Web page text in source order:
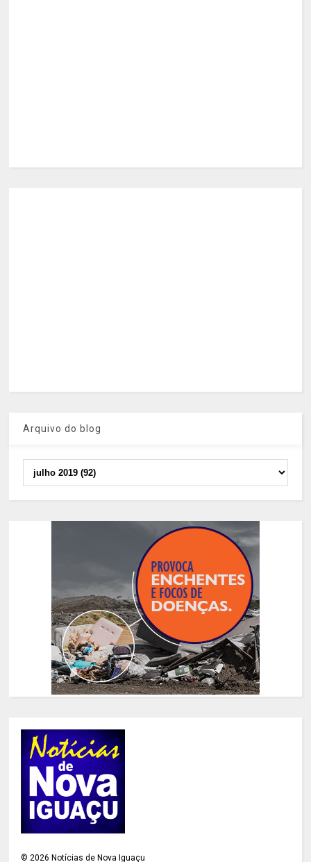
Arquivo do blog
©2026 Notícias de Nova Iguaçu